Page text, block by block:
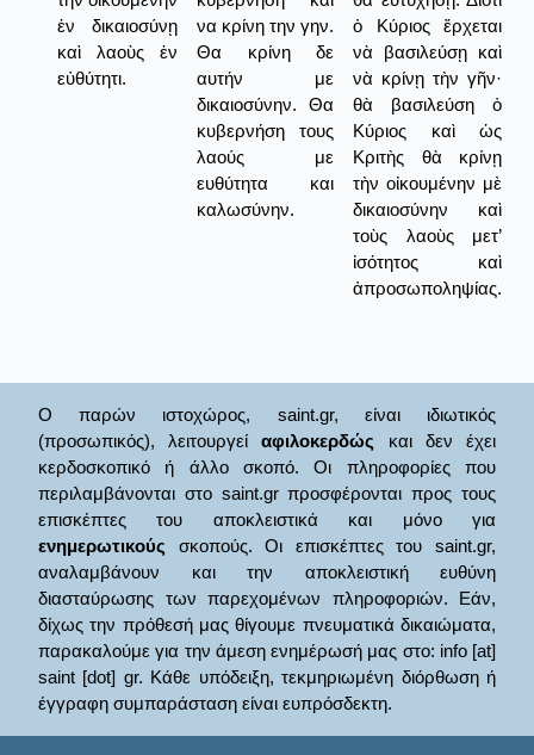
ἐν δικαιοσύνῃ
καὶ λαοὺς ἐν
εὐθύτητι.
να κρίνη την γην.
Θα κρίνη δε
αυτήν με
δικαιοσύνην. Θα
κυβερνήση τους
λαούς με
ευθύτητα και
καλωσύνην.
ὁ Κύριος ἔρχεται
νὰ βασιλεύσῃ καὶ
νὰ κρίνῃ τὴν γῆν·
θὰ βασιλεύση ὁ
Κύριος καὶ ὡς
Κριτὴς θὰ κρίνῃ
τὴν οἰκουμένην μὲ
δικαιοσύνην καὶ
τοὺς λαοὺς μετ’
ἰσότητος καὶ
ἀπροσωποληψίας.
Ο παρών ιστοχώρος, saint.gr, είναι ιδιωτικός
(προσωπικός), λειτουργείαφιλοκερδώς και δεν έχει
κερδοσκοπικό ή άλλο σκοπό. Οι πληροφορίες που
περιλαμβάνονται στο saint.gr προσφέρονται προς τους
επισκέπτες του αποκλειστικά και μόνο για
ενημερωτικούς σκοπούς. Οι επισκέπτες του saint.gr,
αναλαμβάνουν και την αποκλειστική ευθύνη
διασταύρωσης των παρεχομένων πληροφοριών. Εάν,
δίχως την πρόθεσή μας θίγουμε πνευματικά δικαιώματα,
παρακαλούμε για την άμεση ενημέρωσή μας στο: info [at]
saint [dot] gr. Κάθε υπόδειξη, τεκμηριωμένη διόρθωση ή
έγγραφη συμπαράσταση είναι ευπρόσδεκτη.